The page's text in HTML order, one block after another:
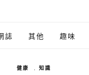
誌 其他 趣味
健康 知識